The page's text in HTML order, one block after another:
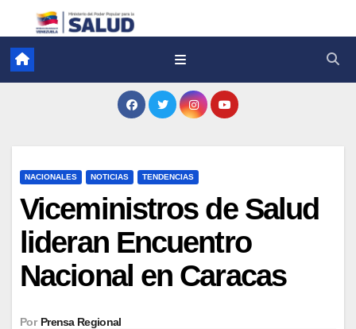
NACIONALES NOTICIAS TENDENCIAS
Viceministros de Salud
lideran Encuentro
Nacional en Caracas
Por Prensa Regional